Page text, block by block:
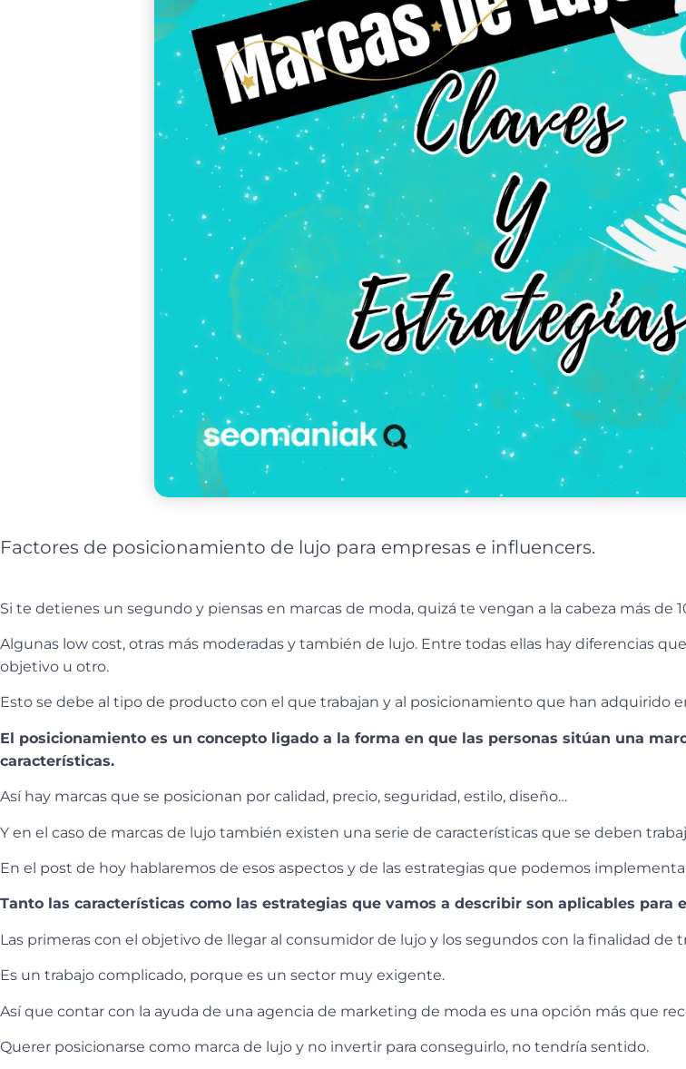
Factores de posicionamiento de lujo para empresas e influencers.
Si te detienes un segundo y piensas en marcas de moda, quizá te vengan a la cabeza más de
Algunas low cost, otras más moderadas y también de lujo. Entre todas ellas hay diferencias
objetivo u otro.
Esto se debe al tipo de producto con el que trabajan y al posicionamiento que han adquirido
El posicionamiento es un concepto ligado a la forma en que las personas sitúan una
características.
Así hay marcas que se posicionan por calidad, precio, seguridad, estilo, diseño…
Y en el caso de marcas de lujo también existen una serie de características que se deben
En el post de hoy hablaremos de esos aspectos y de las estrategias que podemos
Tanto las características como las estrategias que vamos a describir son aplicables para
Las primeras con el objetivo de llegar al consumidor de lujo y los segundos con la finalidad de
Es un trabajo complicado, porque es un sector muy exigente.
Así que contar con la ayuda de una agencia de marketing de moda es una opción más que
Querer posicionarse como marca de lujo y no invertir para conseguirlo, no tendría sentido.